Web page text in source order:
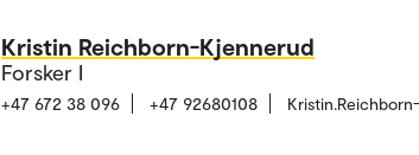
Kristin Reichborn-Kjennerud
Forsker I
+47 672 38 096 +47 92680108